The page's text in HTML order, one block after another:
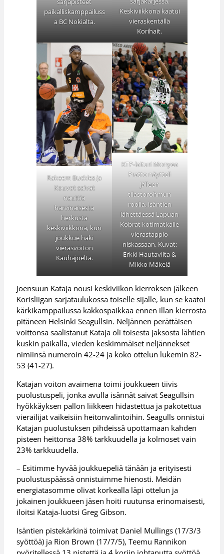
paikalliskamppailuss
a BC Nokialta.
Keskiviikkona kaatui
vieraskentällä
Korihait.
Rakeem Buckles ja
Kouvot saivat
nauttia
harvinaisesta
herkusta
keskiviikkona, kun
joukkue haki
vierasvoiton
Kauhajoelta.
KTP-laituri Monyea
Pratto näytteli
jälleen
tilastorohmun
roolia, isäntien
lähettäessä Lapuan
Kobrat kotimatkalle
vierastappio
niskassaan. Kuvat:
Erkki Hautaviita &
Mikko Mäkelä
Joensuun Kataja nousi keskiviikon kierroksen jälkeen
Korisliigan sarjataulukossa toiselle sijalle, kun se kaatoi
kärkikamppailussa kakkospaikkaa ennen illan kierrosta
pitäneen Helsinki Seagullsin. Neljännen perättäisen
voittonsa saalistanut Kataja oli toisesta jaksosta lähtien
kuskin paikalla, vieden keskimmäiset neljännekset
nimiinsä numeroin 42-24 ja koko ottelun lukemin 82-
53 (41-27).
Katajan voiton avaimena toimi joukkueen tiivis
puolustuspeli, jonka avulla isännät saivat Seagullsin
hyökkäyksen pallon liikkeen hidastettua ja pakotettua
vierailijat vaikeisiin heitonvalintoihin. Seagulls onnistui
Katajan puolustuksen pihdeissä upottamaan kahden
pisteen heittonsa 38% tarkkuudella ja kolmoset vain
23% tarkkuudella.
– Esitimme hyvää joukkuepeliä tänään ja erityisesti
puolustuspäässä onnistuimme hienosti. Meidän
energiatasomme olivat korkealla läpi ottelun ja
jokainen joukkueen jäsen hoiti ruutunsa erinomaisesti,
iloitsi Kataja-luotsi Greg Gibson.
Isäntien pistekärkinä toimivat Daniel Mullings (17/3/3
syöttöä) ja Rion Brown (17/7/5), Teemu Rannikon